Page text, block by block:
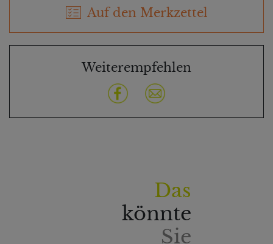
Auf den Merkzettel
Weiterempfehlen
Das
könnte
Sie